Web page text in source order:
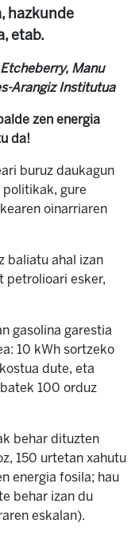
hazkunde
etab.
Etcheberry, Manu
Arangiz Institutua
zen energia
da!
buruz daukagun
gure
oinarriaren
baliatu ahal izan
petrolioari esker,
gasolina garestia
10 kWh sortzeko
dute, eta
100 orduz
behar dituzten
150 urtetan xahutu
energia fosila; hau
behar izan du
eskalan).